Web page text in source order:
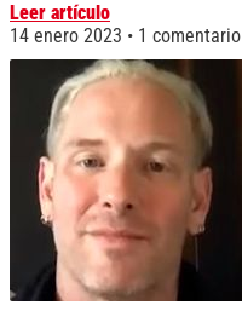
Leer artículo
14 enero 2023
1 comentario